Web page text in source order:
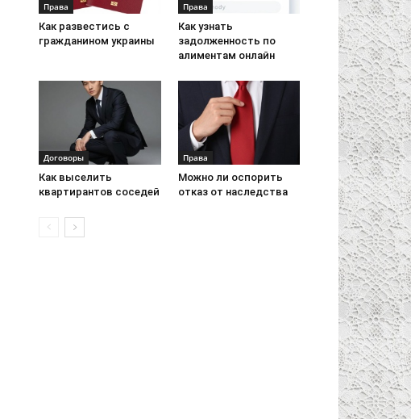
Права
Как развестись с
гражданином украины
Права
Как узнать
задолженность по
алиментам онлайн
Договоры
Как выселить
квартирантов соседей
Права
Можно ли оспорить
отказ от наследства